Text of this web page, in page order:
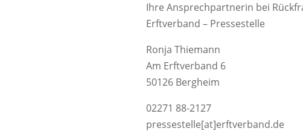
Ihre Ansprechpartnerin bei
Erftverband – Pressestelle
Ronja Thiemann
Am Erftverband 6
50126 Bergheim
02271 88-2127
pressestelle[at]erftverband.de